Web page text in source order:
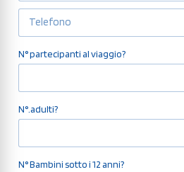
N° partecipanti al viaggio?
N°.adulti?
N° Bambini sotto i 12 anni?